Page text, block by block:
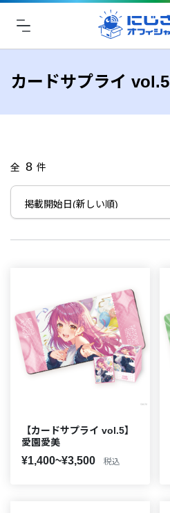
カードサプライ vol.5
全 8 件
【カードサプライ vol.5】
愛園愛美
¥1,400~¥3,500 税込